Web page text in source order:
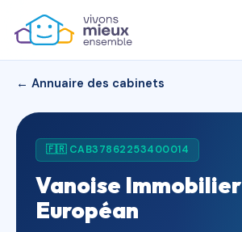
← Annuaire des cabinets
🇫🇷 CAB37862253400014
Vanoise Immobilier
Européan